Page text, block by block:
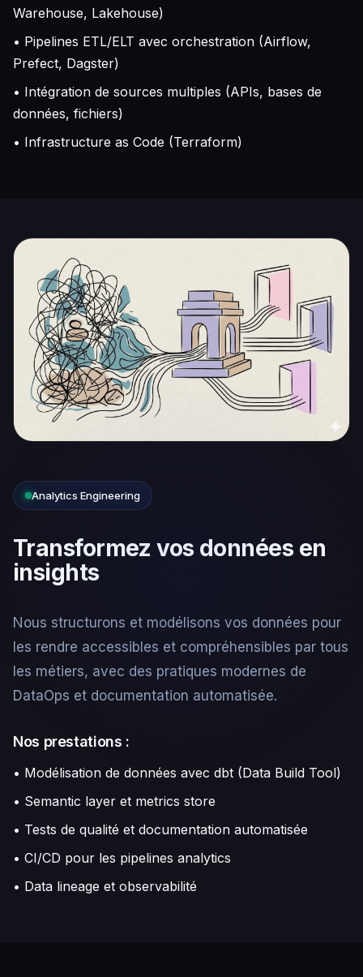
Warehouse, Lakehouse)
• Pipelines ETL/ELT avec orchestration (Airflow,
Prefect, Dagster)
• Intégration de sources multiples (APIs, bases de
données, fichiers)
• Infrastructure as Code (Terraform)
Analytics Engineering
Transformez vos données en
insights
Nous structurons et modélisons vos données pour
les rendre accessibles et compréhensibles par tous
les métiers, avec des pratiques modernes de
DataOps et documentation automatisée.
Nos prestations :
• Modélisation de données avec dbt (Data Build Tool)
• Semantic layer et metrics store
• Tests de qualité et documentation automatisée
• CI/CD pour les pipelines analytics
• Data lineage et observabilité